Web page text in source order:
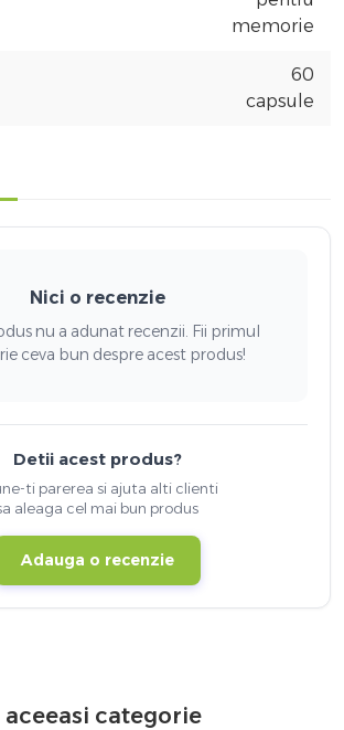
memorie
60
capsule
Nici o recenzie
nu a adunat recenzii. Fii primul
ceva bun despre acest produs!
Detii acest produs?
ti parerea si ajuta alti clienti
aleaga cel mai bun produs
Adauga o recenzie
categorie